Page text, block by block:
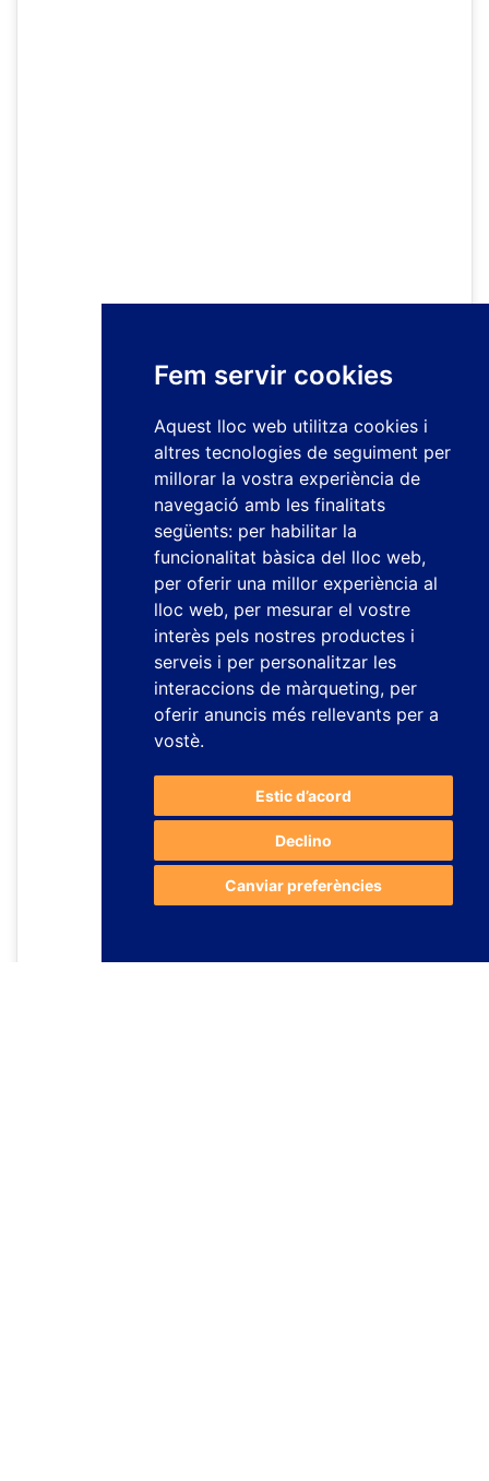
Fem servir cookies
Aquest lloc web utilitza cookies i
altres tecnologies de seguiment per
millorar la vostra experiència de
navegació amb les finalitats
següents: per habilitar la
funcionalitat bàsica del lloc web,
per oferir una millor experiència al
lloc web, per mesurar el vostre
interès pels nostres productes i
serveis i per personalitzar les
interaccions de màrqueting, per
oferir anuncis més rellevants per a
vostè.
Estic d’acord
Declino
Canviar preferències